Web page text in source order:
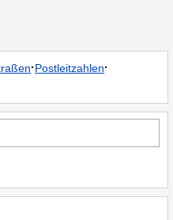
·Postleitzahlen·